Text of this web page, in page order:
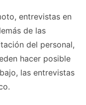
entrevistas en
de las
del personal,
hacer posible
las entrevistas